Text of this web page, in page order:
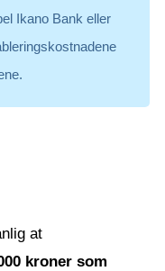
Ikano Bank eller
at
kroner som